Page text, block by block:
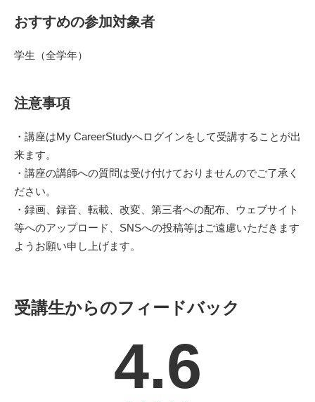
おすすめの参加対象者
学生（全学年）
注意事項
・講座はMy CareerStudyへログインをして受講することが出
来ます。
・講座の講師への質問は受け付けておりませんのでご了承く
ださい。
・録画、録音、転載、改変、第三者への配布、ウェブサイト
等へのアップロード、SNSへの投稿等はご遠慮いただきます
ようお願い申し上げます。
受講生からのフィードバック
4.6